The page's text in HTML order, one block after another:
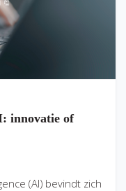
innovatie of
(AI) bevindt zich